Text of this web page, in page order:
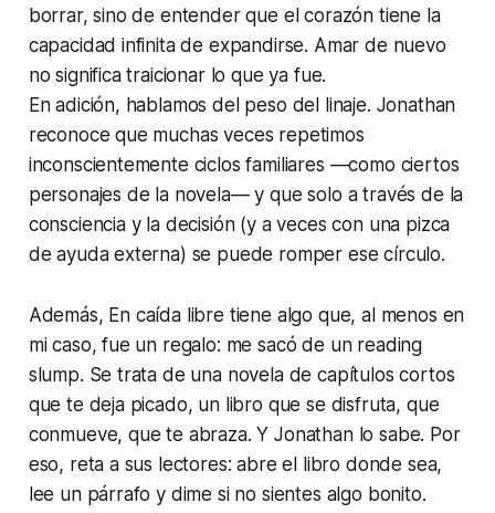
borrar, sino de entender que el corazón tiene la
capacidad infinita de expandirse. Amar de nuevo
no significa traicionar lo que ya fue.
En adición, hablamos del peso del linaje. Jonathan
reconoce que muchas veces repetimos
inconscientemente ciclos familiares —como ciertos
personajes de la novela— y que solo a través de la
consciencia y la decisión (y a veces con una pizca
de ayuda externa) se puede romper ese círculo.
Además, En caída libre tiene algo que, al menos en
mi caso, fue un regalo: me sacó de un reading
slump. Se trata de una novela de capítulos cortos
que te deja picado, un libro que se disfruta, que
conmueve, que te abraza. Y Jonathan lo sabe. Por
eso, reta a sus lectores: abre el libro donde sea,
lee un párrafo y dime si no sientes algo bonito.